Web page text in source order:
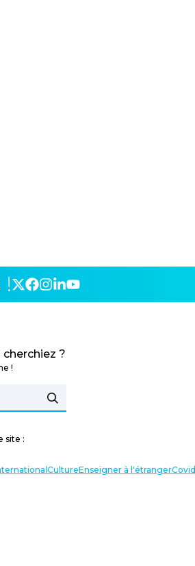
!
cherchiez ?
!
site :
CultureEnseigner à l'étrangerCovid